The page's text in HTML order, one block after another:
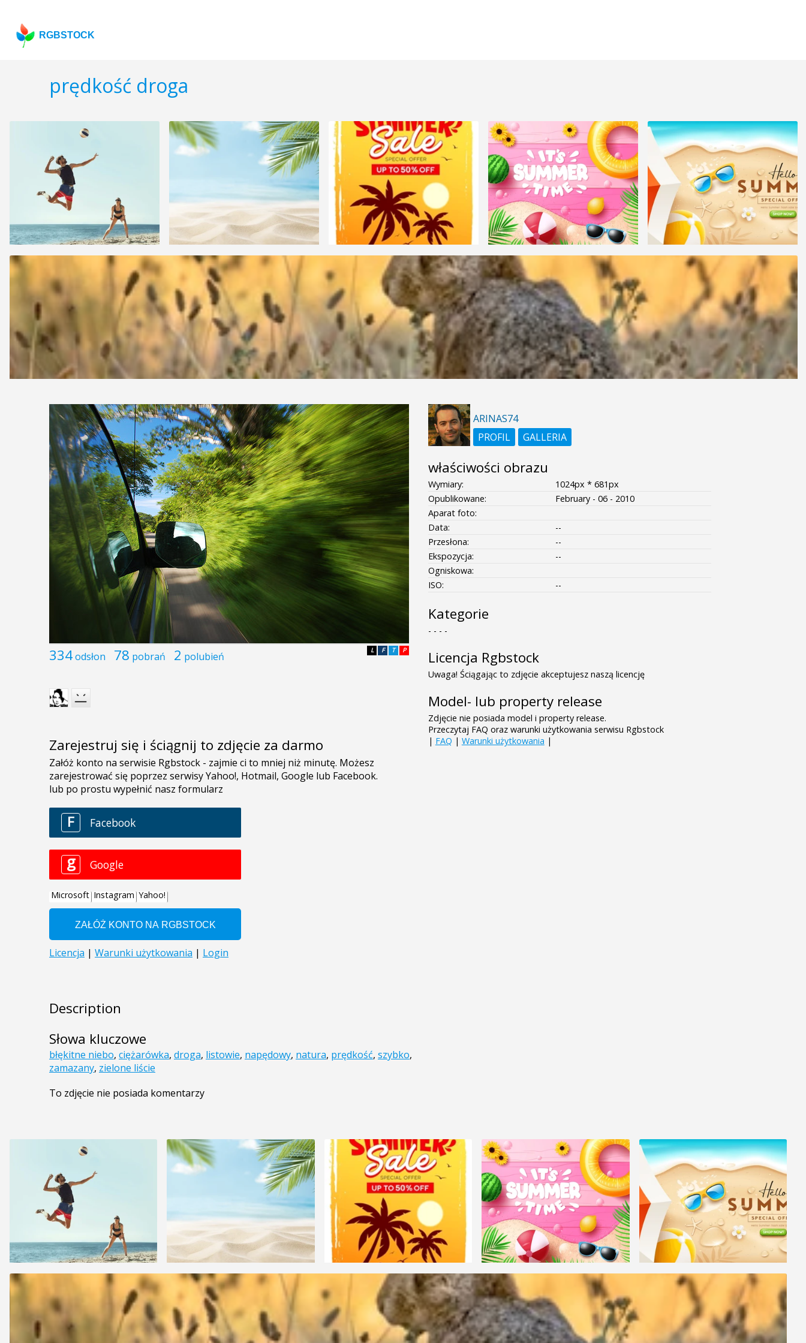
RGBSTOCK
prędkość droga
334odsłon 78 pobrań 2 polubień P
T
F
L
Zarejestruj się i ściągnij to zdjęcie za darmo
Description
Słowa kluczowe
błękitne niebo, ciężarówka, droga, listowie, napędowy, natura, prędkość, szybko,
zamazany, zielone liście
To zdjęcie nie posiada komentarzy
ARINAS74
PROFIL
GALLERIA
właściwości obrazu
Wymiary:
1024px * 681px
Opublikowane:
February - 06 - 2010
Aparat foto:
Data:
--
Przesłona:
--
Ekspozycja:
--
Ogniskowa:
ISO:
--
Kategorie
- - - -
Licencja Rgbstock
Uwaga! Ściągając to zdjęcie akceptujesz naszą licencję
Model- lub property release
Zdjęcie nie posiada model i property release.
Przeczytaj FAQ oraz warunki użytkowania serwisu Rgbstock
| FAQ | Warunki użytkowania |